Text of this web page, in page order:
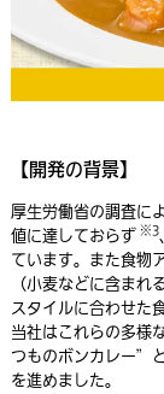
【開発の背景】
厚生労働省の調査に
値に達しておらず※3
ています。また食物
（小麦などに含ま
スタイルに合わせた
当社はこれらの多
つものボンカレー”
を進めました。